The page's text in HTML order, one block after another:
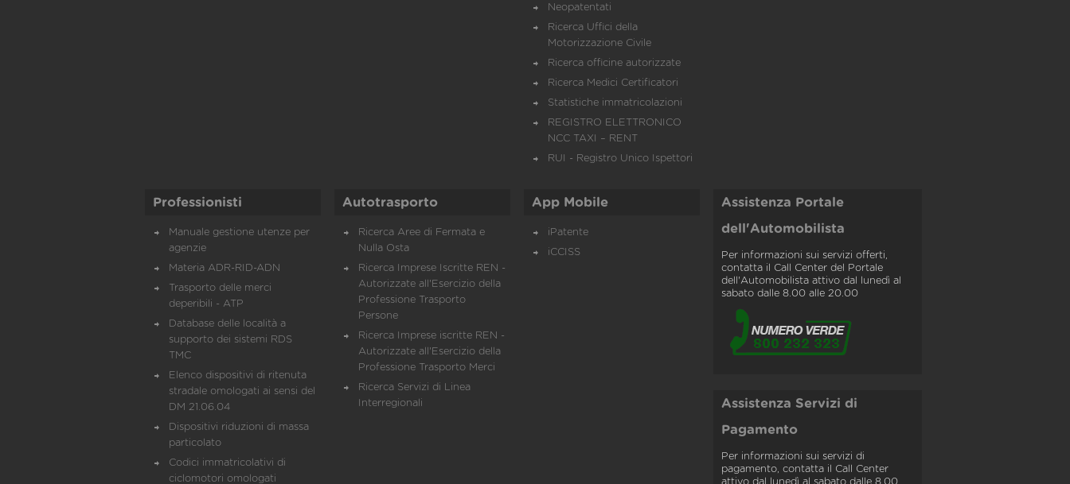
Neopatentati
Ricerca Uffici della
Motorizzazione Civile
Ricerca officine autorizzate
Ricerca Medici Certificatori
Statistiche immatricolazioni
REGISTRO ELETTRONICO
NCC TAXI – RENT
RUI - Registro Unico Ispettori
Professionisti
Manuale gestione utenze per
agenzie
Materia ADR-RID-ADN
Trasporto delle merci
deperibili - ATP
Database delle località a
supporto dei sistemi RDS
TMC
Elenco dispositivi di ritenuta
stradale omologati ai sensi del
DM 21.06.04
Dispositivi riduzioni di massa
particolato
Codici immatricolativi di
ciclomotori omologati
Autotrasporto
Ricerca Aree di Fermata e
Nulla Osta
Ricerca Imprese Iscritte REN -
Autorizzate all'Esercizio della
Professione Trasporto
Persone
Ricerca Imprese iscritte REN -
Autorizzate all'Esercizio della
Professione Trasporto Merci
Ricerca Servizi di Linea
Interregionali
App Mobile
iPatente
iCCISS
Assistenza Portale
dell'Automobilista
Per informazioni sui servizi offerti,
contatta il Call Center del Portale
dell'Automobilista attivo dal lunedì al
sabato dalle 8.00 alle 20.00
Assistenza Servizi di
Pagamento
Per informazioni sui servizi di
pagamento, contatta il Call Center